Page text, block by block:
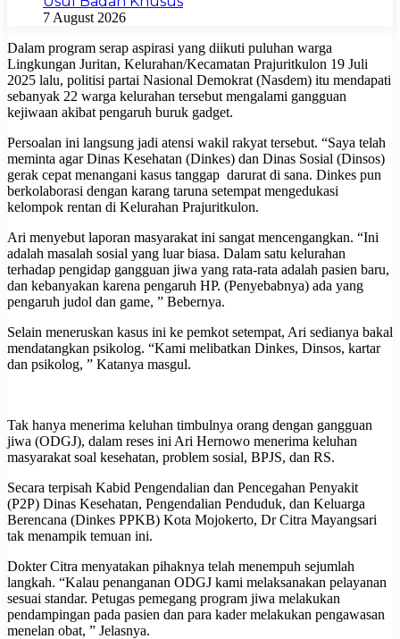
7 August 2026
Dalam program serap aspirasi yang diikuti puluhan warga
Lingkungan Juritan, Kelurahan/Kecamatan Prajuritkulon 19 Juli
2025 lalu, politisi partai Nasional Demokrat (Nasdem) itu mendapati
sebanyak 22 warga kelurahan tersebut mengalami gangguan
kejiwaan akibat pengaruh buruk gadget.
Persoalan ini langsung jadi atensi wakil rakyat tersebut. “Saya telah
meminta agar Dinas Kesehatan (Dinkes) dan Dinas Sosial (Dinsos)
gerak cepat menangani kasus tanggap darurat di sana. Dinkes pun
berkolaborasi dengan karang taruna setempat mengedukasi
kelompok rentan di Kelurahan Prajuritkulon.
Ari menyebut laporan masyarakat ini sangat mencengangkan. “Ini
adalah masalah sosial yang luar biasa. Dalam satu kelurahan
terhadap pengidap gangguan jiwa yang rata-rata adalah pasien baru,
dan kebanyakan karena pengaruh HP. (Penyebabnya) ada yang
pengaruh judol dan game, ” Bebernya.
Selain meneruskan kasus ini ke pemkot setempat, Ari sedianya bakal
mendatangkan psikolog. “Kami melibatkan Dinkes, Dinsos, kartar
dan psikolog, ” Katanya masgul.
Tak hanya menerima keluhan timbulnya orang dengan gangguan
jiwa (ODGJ), dalam reses ini Ari Hernowo menerima keluhan
masyarakat soal kesehatan, problem sosial, BPJS, dan RS.
Secara terpisah Kabid Pengendalian dan Pencegahan Penyakit
(P2P) Dinas Kesehatan, Pengendalian Penduduk, dan Keluarga
Berencana (Dinkes PPKB) Kota Mojokerto, Dr Citra Mayangsari
tak menampik temuan ini.
Dokter Citra menyatakan pihaknya telah menempuh sejumlah
langkah. “Kalau penanganan ODGJ kami melaksanakan pelayanan
sesuai standar. Petugas pemegang program jiwa melakukan
pendampingan pada pasien dan para kader melakukan pengawasan
menelan obat, ” Jelasnya.